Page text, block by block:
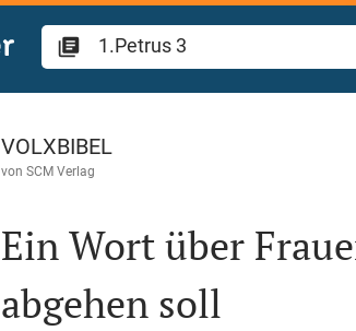
1.Petrus 3
VOLXBIBEL
von SCM Verlag
Ein Wort über
abgehen soll